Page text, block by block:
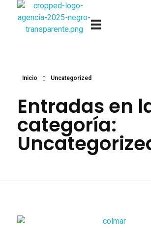
Inicio Uncategorized
Entradas en
categoría: